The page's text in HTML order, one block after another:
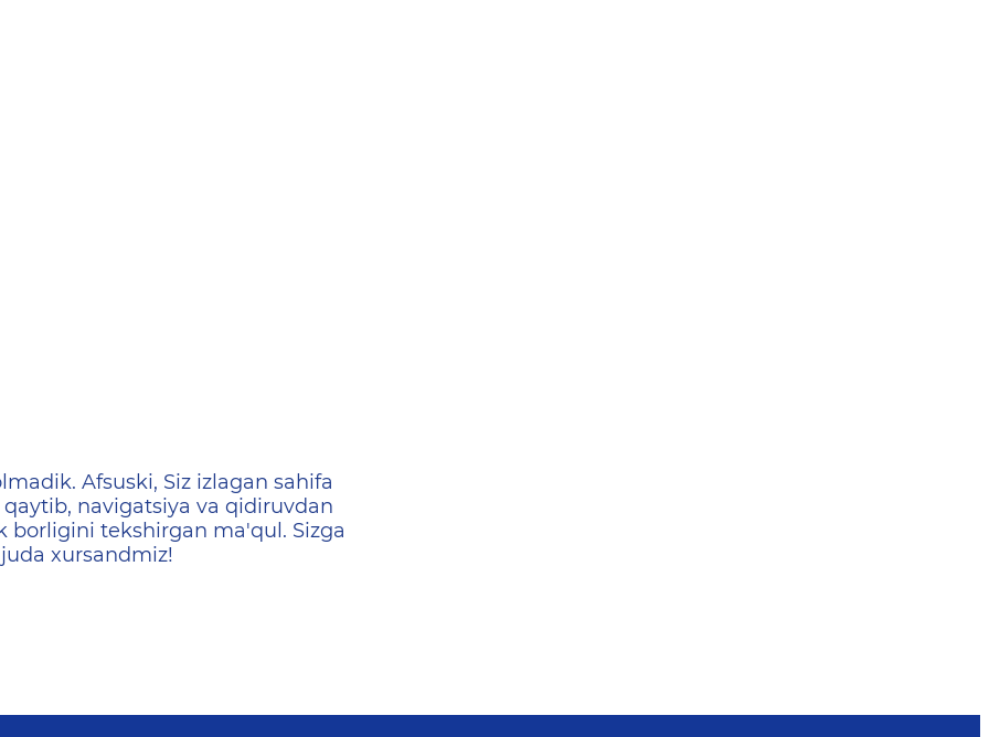
Afsuski, Siz izlagan sahifa
navigatsiya va qidiruvdan
borligini tekshirgan ma'qul. Sizga
xursandmiz!